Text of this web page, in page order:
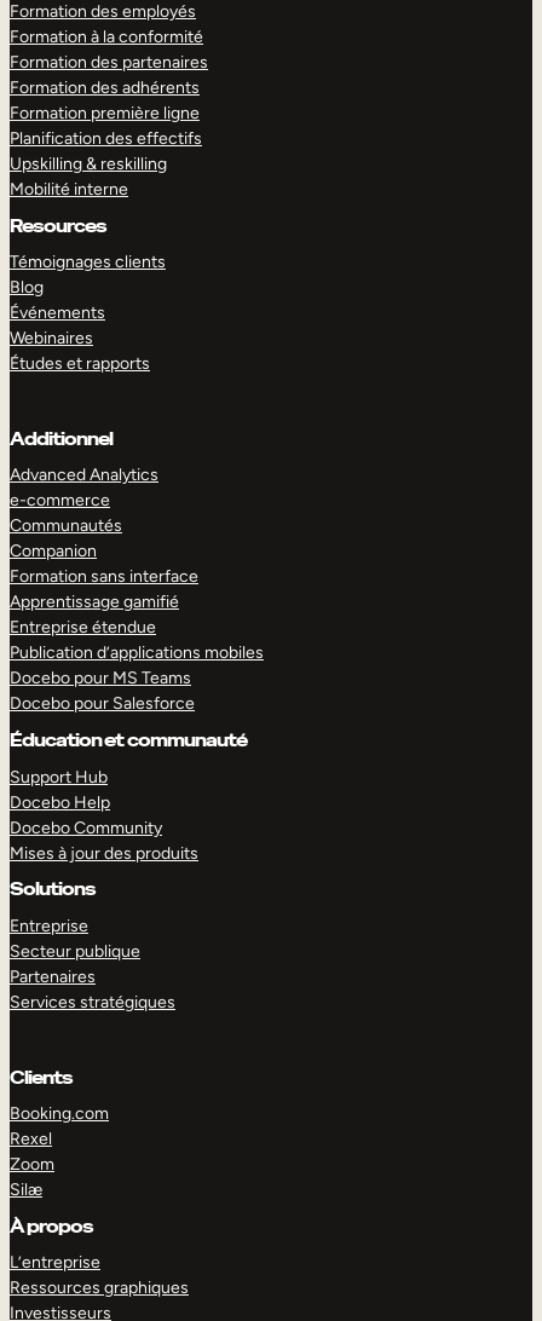
Formation des employés
Formation à la conformité
Formation des partenaires
Formation des adhérents
Formation première ligne
Planification des effectifs
Upskilling & reskilling
Mobilité interne
Resources
Témoignages clients
Blog
Événements
Webinaires
Études et rapports
Additionnel
Advanced Analytics
e-commerce
Communautés
Companion
Formation sans interface
Apprentissage gamifié
Entreprise étendue
Publication d’applications mobiles
Docebo pour MS Teams
Docebo pour Salesforce
Éducation et communauté
Support Hub
Docebo Help
Docebo Community
Mises à jour des produits
Solutions
Entreprise
Secteur publique
Partenaires
Services stratégiques
Clients
Booking.com
Rexel
Zoom
Silæ
À propos
L’entreprise
Ressources graphiques
Investisseurs